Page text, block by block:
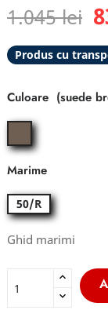
1.045 lei
Produs cu
Culoare
suede
brown-
dark
olive
Marime
50/R
Ghid marimi